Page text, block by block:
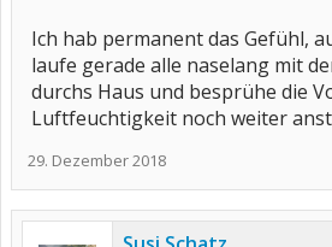
Ich hab permanent das Gefühl,
laufe gerade alle naselang mit
durchs Haus und besprühe die
Luftfeuchtigkeit noch weiter
29. Dezember 2018